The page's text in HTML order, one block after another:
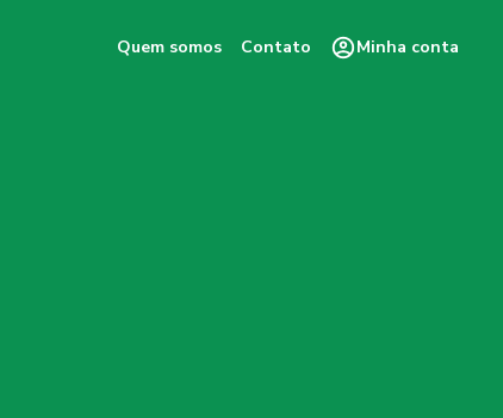
Quem somos Contato Minha conta